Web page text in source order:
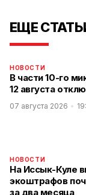
ЕЩЕ
НОВОСТИ
В части 10-го
12 августа
07 августа 2026
НОВОСТИ
На Иссык-Куле
экоштрафов
за два месяца